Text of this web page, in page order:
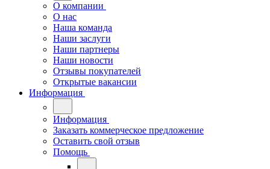
О компании
О нас
Наша команда
Наши заслуги
Наши партнеры
Наши новости
Отзывы покупателей
Открытые вакансии
Информация
Информация
Заказать коммерческое предложение
Оставить свой отзыв
Помощь